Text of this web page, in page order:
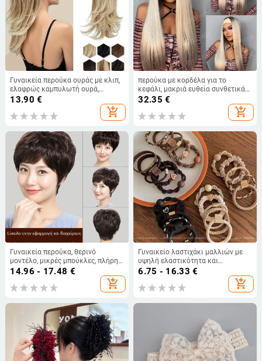
Γυναικεία περούκα ουράς με κλιπ,
ελαφρώς καμπυλωτή ουρά,
θερμοανθεκτικό σύρμα
13.90 €
add_shopping_cart
περούκα με κορδέλα για το
κεφάλι, μακριά ευθεία συνθετικά
μαλλιά | Μοντέλο HB007-1 | ίνες
ανθεκτικές στη θερμοκρασία |
μπορεί να βαφτεί
32.35 €
add_shopping_cart
Γυναικεία περούκα, θερινό
μοντέλο, μικρές μπούκλες, πλήρης
κάλυψη κεφαλιού, συνθετικό
14.96 - 17.48 €
add_shopping_cart
Γυναικείο λαστιχάκι μαλλιών με
υψηλή ελαστικότητα και
ανθεκτικότητα, μίνιμαλ κομψό
6.75 - 16.33 €
add_shopping_cart